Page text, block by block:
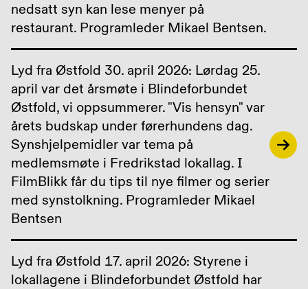
nedsatt syn kan lese menyer på
restaurant. Programleder Mikael Bentsen.
Lyd fra Østfold 30. april 2026: Lørdag 25.
april var det årsmøte i Blindeforbundet
Østfold, vi oppsummerer. "Vis hensyn" var
årets budskap under førerhundens dag.
Synshjelpemidler var tema på
medlemsmøte i Fredrikstad lokallag. I
FilmBlikk får du tips til nye filmer og serier
med synstolkning. Programleder Mikael
Bentsen
Lyd fra Østfold 17. april 2026: Styrene i
lokallagene i Blindeforbundet Østfold har